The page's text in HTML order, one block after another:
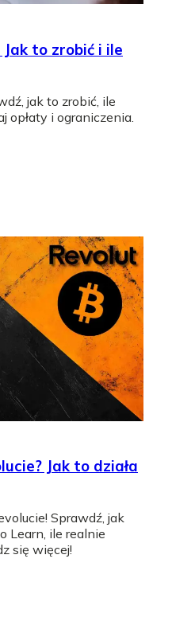
Jak to zrobić i ile
jak to zrobić, ile
opłaty i ograniczenia.
Jak to działa
Sprawdź, jak
Learn, ile realnie
się więcej!